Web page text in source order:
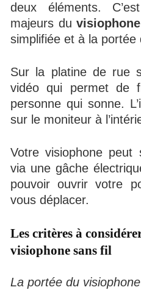
deux éléments.
majeurs du
simplifiée et à la portée
Sur la platine de rue
vidéo qui permet de
personne qui sonne.
sur le moniteur à
Votre visiophone peut
via une gâche
pouvoir ouvrir votre
vous déplacer.
Les critères à
visiophone sans fil
La portée du